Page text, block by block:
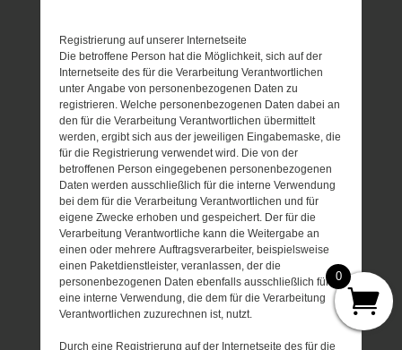
Registrierung auf unserer Internetseite
Die betroffene Person hat die Möglichkeit, sich auf der
Internetseite des für die Verarbeitung Verantwortlichen
unter Angabe von personenbezogenen Daten zu
registrieren. Welche personenbezogenen Daten dabei an
den für die Verarbeitung Verantwortlichen übermittelt
werden, ergibt sich aus der jeweiligen Eingabemaske, die
für die Registrierung verwendet wird. Die von der
betroffenen Person eingegebenen personenbezogenen
Daten werden ausschließlich für die interne Verwendung
bei dem für die Verarbeitung Verantwortlichen und für
eigene Zwecke erhoben und gespeichert. Der für die
Verarbeitung Verantwortliche kann die Weitergabe an
einen oder mehrere Auftragsverarbeiter, beispielsweise
einen Paketdienstleister, veranlassen, der die
personenbezogenen Daten ebenfalls ausschließlich für
eine interne Verwendung, die dem für die Verarbeitung
Verantwortlichen zuzurechnen ist, nutzt.
Durch eine Registrierung auf der Internetseite des für die
0